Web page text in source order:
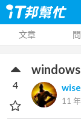
文章
windows
11
4